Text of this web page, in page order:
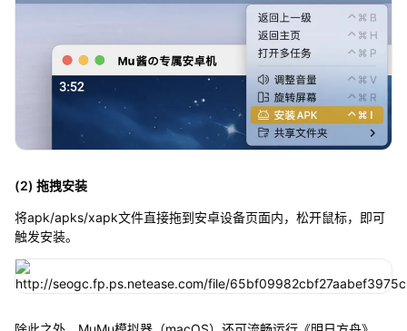
(2) 拖拽安装
将apk/apks/xapk文件直接拖到安卓设备页面内，松开鼠标，即可
触发安装。